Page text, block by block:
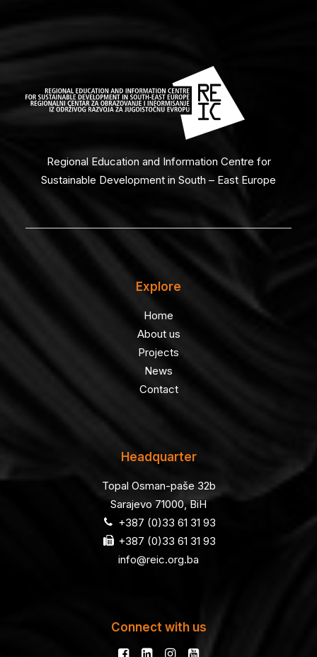
Regional Education and Information Centre for
Sustainable Development in South – East Europe
Explore
Home
About us
Projects
News
Contact
Headquarter
Topal Osman-paše 32b
Sarajevo 71000, BiH
+387 (0)33 61 31 93
+387 (0)33 61 31 93
info@reic.org.ba
Connect with us